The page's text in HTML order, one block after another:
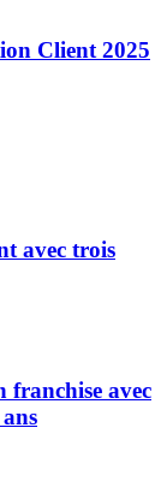
Client 2025
avec trois
franchise avec